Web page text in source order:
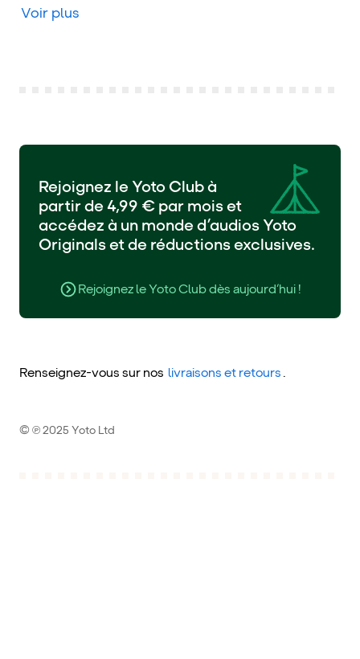
Voir plus
Rejoignez le Yoto Club à
partir de 4,99 € par mois et
accédez à un monde d’audios Yoto
Originals et de réductions exclusives.
Rejoignez le Yoto Club dès aujourd’hui !
Renseignez-vous sur nos livraisons et retours .
© ℗ 2025 Yoto Ltd